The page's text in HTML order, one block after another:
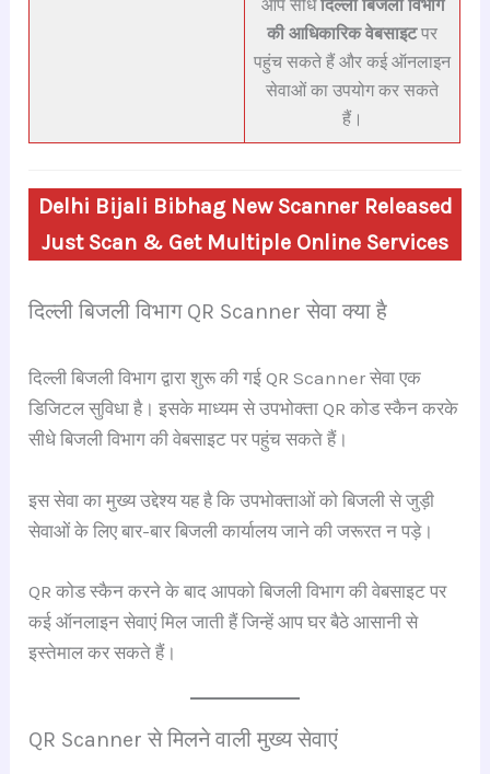
आप सीधेदिल्ली बिजली विभाग
की आधिकारिक वेबसाइटपर
पहुंच सकते हैं और कई ऑनलाइन
सेवाओं का उपयोग कर सकते
हैं।
Delhi Bijali Bibhag New Scanner Released
Just Scan & Get Multiple Online Services
दिल्ली बिजली विभाग QR Scanner सेवा क्या है
दिल्ली बिजली विभाग द्वारा शुरू की गई QR Scanner सेवा एक
डिजिटल सुविधा है। इसके माध्यम से उपभोक्ता QR कोड स्कैन करके
सीधे बिजली विभाग की वेबसाइट पर पहुंच सकते हैं।
इस सेवा का मुख्य उद्देश्य यह है कि उपभोक्ताओं को बिजली से जुड़ी
सेवाओं के लिए बार-बार बिजली कार्यालय जाने की जरूरत न पड़े।
QR कोड स्कैन करने के बाद आपको बिजली विभाग की वेबसाइट पर
कई ऑनलाइन सेवाएं मिल जाती हैं जिन्हें आप घर बैठे आसानी से
इस्तेमाल कर सकते हैं।
QR Scanner से मिलने वाली मुख्य सेवाएं